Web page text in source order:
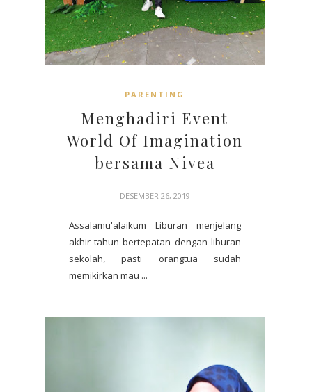
PARENTING
Menghadiri Event
World Of Imagination
bersama Nivea
DESEMBER 26, 2019
Assalamu'alaikum Liburan menjelang
akhir tahun bertepatan dengan liburan
sekolah, pasti orangtua sudah
memikirkan mau ...